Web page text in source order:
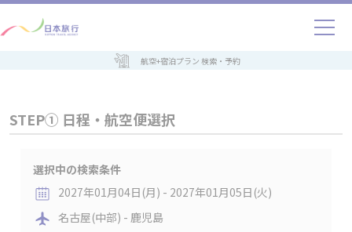
航空+宿泊プラン 検索・予約
STEP① 日程・航空便選択
選択中の検索条件
2027年01月04日(月) - 2027年01月05日(火)
名古屋(中部) - 鹿児島